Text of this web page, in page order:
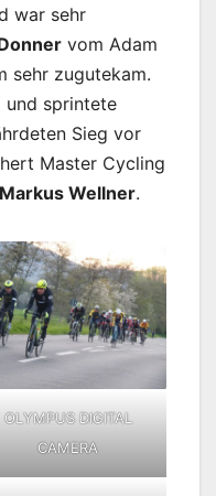
war sehr
vom Adam
sehr zugutekam.
und sprintete
Sieg vor
Master Cycling
Markus Wellner.
OLYMPUS DIGITAL
CAMERA